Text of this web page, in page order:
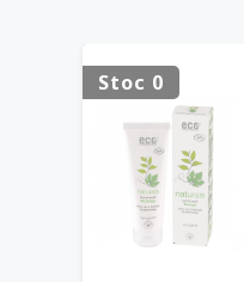
Stoc 0